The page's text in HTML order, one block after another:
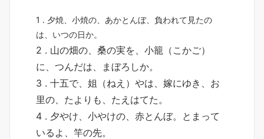
1 . 夕焼、小焼の、あかとんぼ、負われて見たの
は、いつの日か。
2 . 山の畑の、桑の実を、小籠（こかご）
に、つんだは、まぼろしか。
3 . 十五で、姐（ねえ）やは、嫁にゆき、お
里の、たよりも、たえはてた。
4 . 夕やけ、小やけの、赤とんぼ。とまって
いるよ、竿の先。